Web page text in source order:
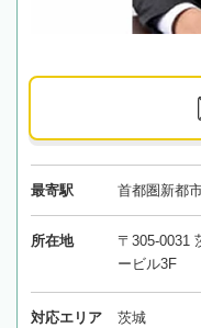
最寄駅 首都圏新都
所在地
〒305-0031
ービル3F
対応エリア 茨城